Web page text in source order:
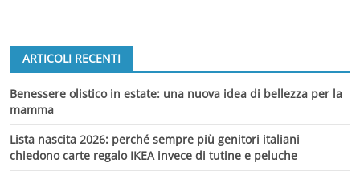
ARTICOLI RECENTI
Benessere olistico in estate: una nuova idea di bellezza per la
mamma
Lista nascita 2026: perché sempre più genitori italiani
chiedono carte regalo IKEA invece di tutine e peluche